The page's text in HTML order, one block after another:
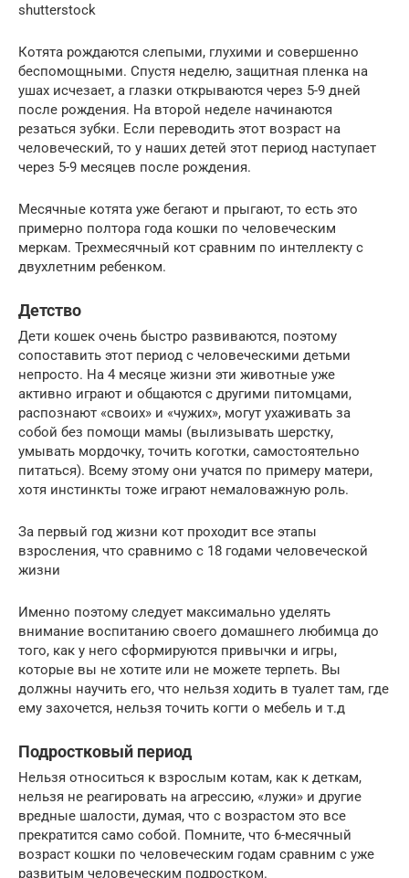
shutterstock
Котята рождаются слепыми, глухими и совершенно
беспомощными. Спустя неделю, защитная пленка на
ушах исчезает, а глазки открываются через 5-9 дней
после рождения. На второй неделе начинаются
резаться зубки. Если переводить этот возраст на
человеческий, то у наших детей этот период наступает
через 5-9 месяцев после рождения.
Месячные котята уже бегают и прыгают, то есть это
примерно полтора года кошки по человеческим
меркам. Трехмесячный кот сравним по интеллекту с
двухлетним ребенком.
Детство
Дети кошек очень быстро развиваются, поэтому
сопоставить этот период с человеческими детьми
непросто. На 4 месяце жизни эти животные уже
активно играют и общаются с другими питомцами,
распознают «своих» и «чужих», могут ухаживать за
собой без помощи мамы (вылизывать шерстку,
умывать мордочку, точить коготки, самостоятельно
питаться). Всему этому они учатся по примеру матери,
хотя инстинкты тоже играют немаловажную роль.
За первый год жизни кот проходит все этапы
взросления, что сравнимо с 18 годами человеческой
жизни
Именно поэтому следует максимально уделять
внимание воспитанию своего домашнего любимца до
того, как у него сформируются привычки и игры,
которые вы не хотите или не можете терпеть. Вы
должны научить его, что нельзя ходить в туалет там, где
ему захочется, нельзя точить когти о мебель и т.д
Подростковый период
Нельзя относиться к взрослым котам, как к деткам,
нельзя не реагировать на агрессию, «лужи» и другие
вредные шалости, думая, что с возрастом это все
прекратится само собой. Помните, что 6-месячный
возраст кошки по человеческим годам сравним с уже
развитым человеческим подростком.